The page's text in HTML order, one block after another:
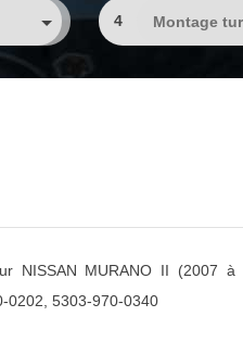
4
NISSAN MURANO II (2007
0202, 5303-970-0340